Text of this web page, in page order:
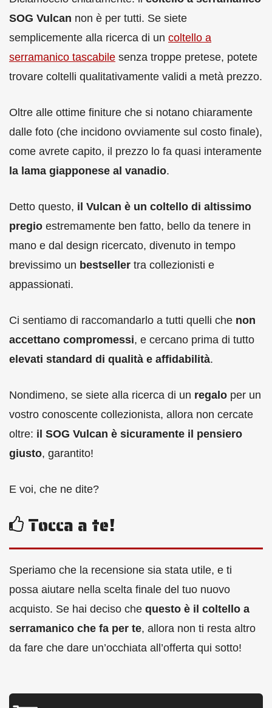
SOG Vulcan non è per tutti. Se siete
semplicemente alla ricerca di un coltello a
serramanico tascabile senza troppe pretese, potete
trovare coltelli qualitativamente validi a metà prezzo.
Oltre alle ottime finiture che si notano chiaramente
dalle foto (che incidono ovviamente sul costo finale),
come avrete capito, il prezzo lo fa quasi interamente
la lama giapponese al vanadio.
Detto questo, il Vulcan è un coltello di altissimo
pregio estremamente ben fatto, bello da tenere in
mano e dal design ricercato, divenuto in tempo
brevissimo un bestseller tra collezionisti e
appassionati.
Ci sentiamo di raccomandarlo a tutti quelli che non
accettano compromessi, e cercano prima di tutto
elevati standard di qualità e affidabilità.
Nondimeno, se siete alla ricerca di un regalo per un
vostro conoscente collezionista, allora non cercate
oltre: il SOG Vulcan è sicuramente il pensiero
giusto, garantito!
E voi, che ne dite?
Tocca a te!
Speriamo che la recensione sia stata utile, e ti
possa aiutare nella scelta finale del tuo nuovo
acquisto. Se hai deciso che questo è il coltello a
serramanico che fa per te, allora non ti resta altro
da fare che dare un’occhiata all’offerta qui sotto!